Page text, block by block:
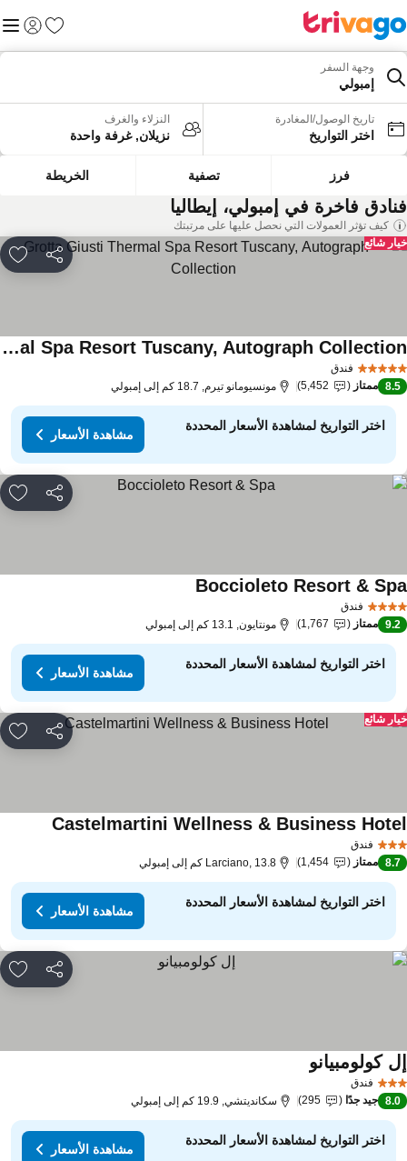
المفضلة
تسجيل
وجهة السفر
إمبولي
تاريخ الوصول/المغادرة
اختر التواريخ
النزلاء والغرف
نزيلان, غرفة واحدة
فرز تصفية الخريطة
فاخرة في إمبولي، إيطاليا
كيف تؤثر العمولات التي نحصل عليها على مرتبتك
مشاركة
شائع
فندق
Grotta Giusti Thermal Spa Resort Tuscany, Autograph Collection
الأسعار
8.5 ممتاز 5,452 مونسيومانو تيرم, 18.7 كم إلى إمبولي
اختر التواريخ لمشاهدة الأسعار المحددة
مشاهدة الأسعار
مشاركة
فندق
Boccioleto Resort &مشاهدة الأسعار
9.2 ممتاز 1,767 مونتايون, 13.1 كم إلى إمبولي
اختر التواريخ لمشاهدة الأسعار المحددة
مشاهدة الأسعار
مشاركة
شائع
فندق
Castelmartini Wellness & Businessمشاهدة
8.7 ممتاز 1,454 Larciano, 13.8 كم إلى إمبولي
اختر التواريخ لمشاهدة الأسعار المحددة
مشاهدة الأسعار
مشاركة
فندق
كولومبيانومشاهدة الأسعار
8.0 جيد جدًا 295 سكانديتشي, 19.9 كم إلى إمبولي
اختر التواريخ لمشاهدة الأسعار المحددة
مشاهدة الأسعار